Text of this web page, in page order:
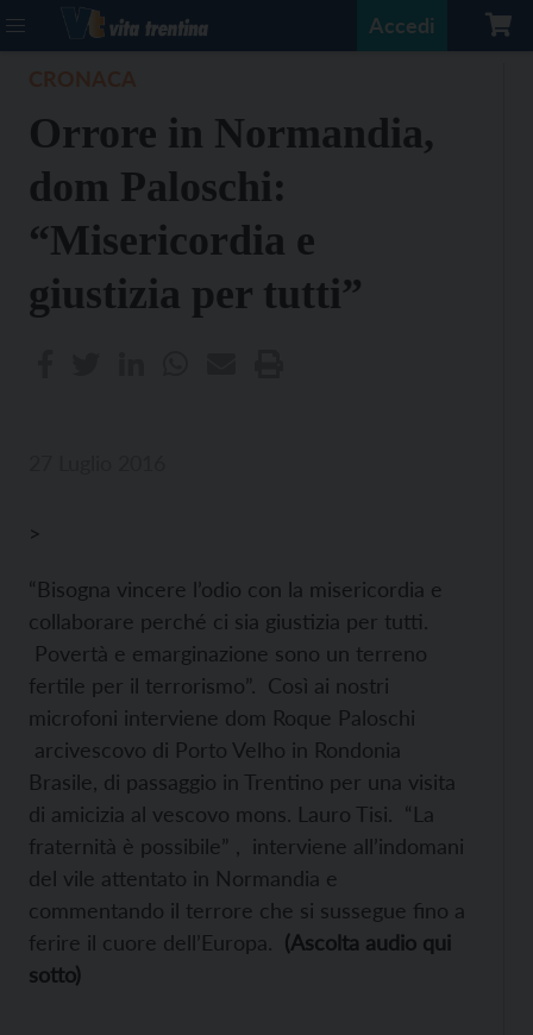
Accedi
Orrore in Normandia,
dom Paloschi:
“Misericordia e
giustizia per tutti”
>
“Bisogna vincere l’odio con la misericordia e
collaborare perché ci sia giustizia per tutti.
Povertà e emarginazione sono un terreno
fertile per il terrorismo”. Così ai nostri
microfoni interviene dom Roque Paloschi
arcivescovo di Porto Velho in Rondonia
Brasile, di passaggio in Trentino per una visita
di amicizia al vescovo mons. Lauro Tisi. “La
fraternità è possibile” , interviene all’indomani
del vile attentato in Normandia e
commentando il terrore che si sussegue fino a
ferire il cuore dell’Europa. (Ascolta audio qui
sotto)